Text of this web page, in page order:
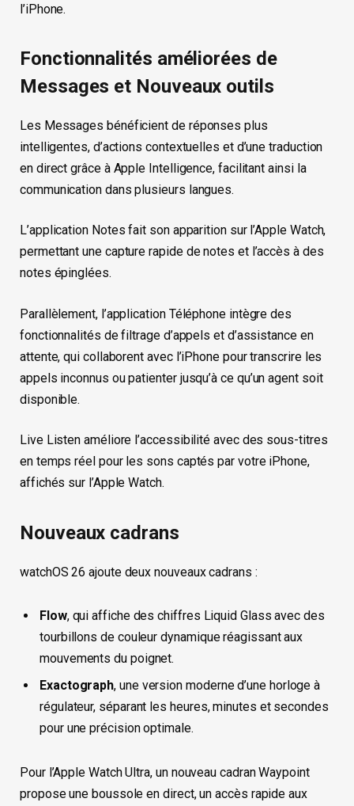
l’iPhone.
Fonctionnalités améliorées de
Messages et Nouveaux outils
Les Messages bénéficient de réponses plus
intelligentes, d’actions contextuelles et d’une traduction
en direct grâce à Apple Intelligence, facilitant ainsi la
communication dans plusieurs langues.
L’application Notes fait son apparition sur l’Apple Watch,
permettant une capture rapide de notes et l’accès à des
notes épinglées.
Parallèlement, l’application Téléphone intègre des
fonctionnalités de filtrage d’appels et d’assistance en
attente, qui collaborent avec l’iPhone pour transcrire les
appels inconnus ou patienter jusqu’à ce qu’un agent soit
disponible.
Live Listen améliore l’accessibilité avec des sous-titres
en temps réel pour les sons captés par votre iPhone,
affichés sur l’Apple Watch.
Nouveaux cadrans
watchOS 26 ajoute deux nouveaux cadrans :
Flow, qui affiche des chiffres Liquid Glass avec des
tourbillons de couleur dynamique réagissant aux
mouvements du poignet.
Exactograph, une version moderne d’une horloge à
régulateur, séparant les heures, minutes et secondes
pour une précision optimale.
Pour l’Apple Watch Ultra, un nouveau cadran Waypoint
propose une boussole en direct, un accès rapide aux